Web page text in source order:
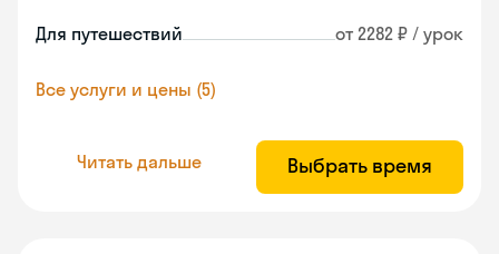
Для путешествий от 2282 ₽ / урок
Все услуги и цены (5)
Читать дальше Выбрать время